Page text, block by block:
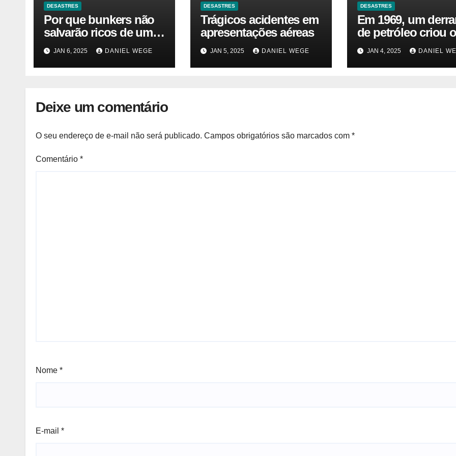
DESASTRES
Por que bunkers não
salvarão ricos de um
desastre nuclear
JAN 6, 2025 DANIEL WEGE
DESASTRES
Trágicos acidentes em
apresentações aéreas
JAN 5, 2025 DANIEL WEGE
DESASTRES
Em 1969, um
de petróleo criou o
da Terra. Agora,
gasoduto pode
| Sustentabilidade
JAN 4, 2025 DANIEL
Deixe um comentário
O seu endereço de e-mail não será publicado. Campos obrigatórios são marcados com *
Comentário *
Nome *
E-mail *